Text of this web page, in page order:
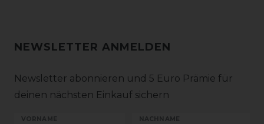
NEWSLETTER ANMELDEN
Newsletter abonnieren und 5 Euro Prämie für
deinen nächsten Einkauf sichern
VORNAME NACHNAME